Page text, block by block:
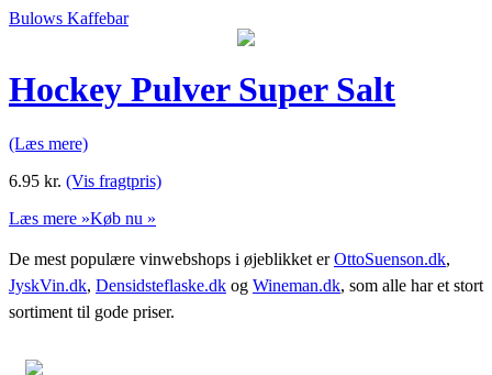
Bulows Kaffebar
Hockey Pulver Super Salt
(Læs mere)
6.95 kr. (Vis fragtpris)
Læs mere »Køb nu »
De mest populære vinwebshops i øjeblikket erOttoSuenson.dk,
JyskVin.dk, Densidsteflaske.dk og Wineman.dk, som alle har et stort
sortiment til gode priser.